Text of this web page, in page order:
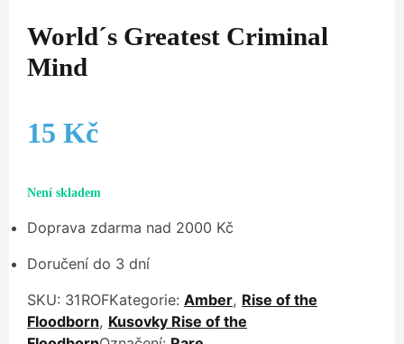
World´s Greatest Criminal
Mind
15 Kč
Není skladem
Doprava zdarma nad 2000 Kč
Doručení do 3 dní
SKU: 31ROFKategorie: Amber, Rise of the
Floodborn, Kusovky Rise of the